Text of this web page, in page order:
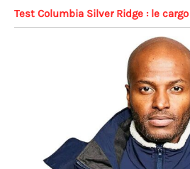
Test Columbia Silver Ridge : le